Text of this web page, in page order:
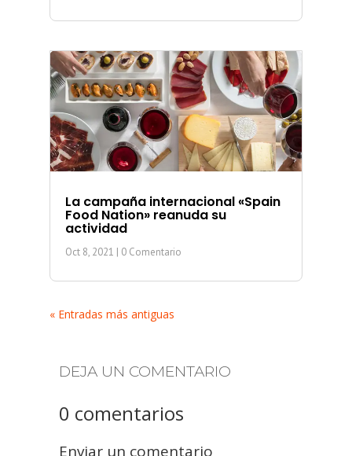
La campaña internacional «Spain
Food Nation» reanuda su
actividad
Oct 8, 2021 | 0 Comentario
« Entradas más antiguas
DEJA UN COMENTARIO
0 comentarios
Enviar un comentario